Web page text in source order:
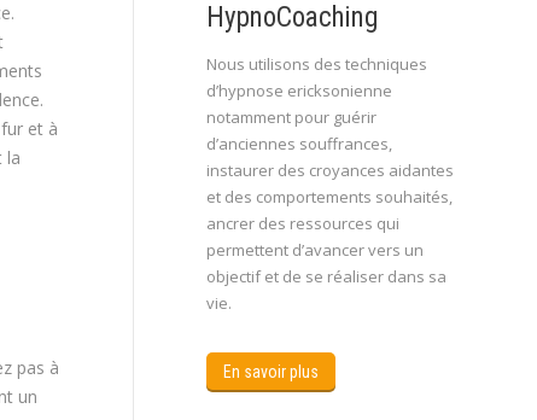
et à
la
pas à
un
HypnoCoaching
Nous utilisons des techniques
d’hypnose ericksonienne
notamment pour guérir
d’anciennes souffrances,
instaurer des croyances aidantes
et des comportements souhaités,
ancrer des ressources qui
permettent d’avancer vers un
objectif et de se réaliser dans sa
vie.
En savoir plus